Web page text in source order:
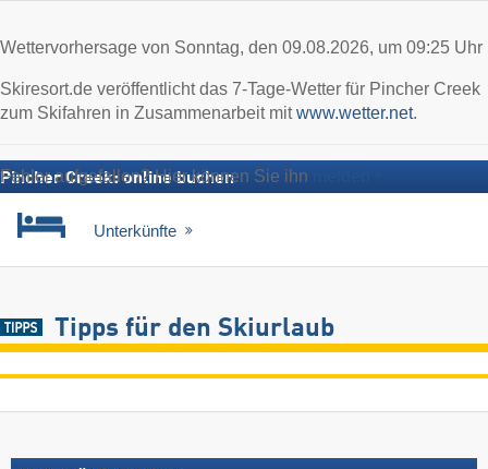
Wettervorhersage von Sonntag, den 09.08.2026, um 09:25 Uhr
Skiresort.de veröffentlicht das 7-Tage-Wetter für Pincher Creek
zum Skifahren in Zusammenarbeit mitwww.wetter.net.
Fehler aufgefallen? Hier können Sie ihn
Pincher Creek: online buchen
Unterkünfte
Tipps für den Skiurlaub